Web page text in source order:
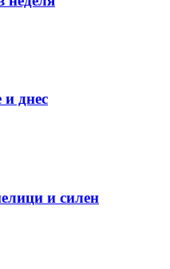
днес
и силен